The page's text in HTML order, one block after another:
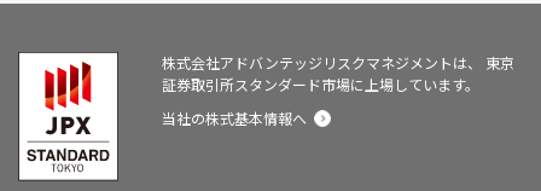
株式会社アドバンテッジリスクマネジメントは、
東京
証券取引所スタンダード市場に上場しています。
当社の株式基本情報へ